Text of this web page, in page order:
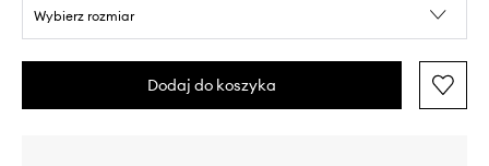
Wybierz rozmiar
Dodaj do koszyka